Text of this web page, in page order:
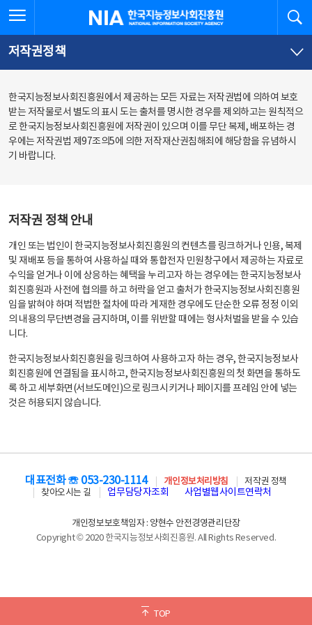
문
로
가
체
뉴
바
가
한국지능정보사회진흥원
저작권정책
한국지능정보사회진흥원에서 제공하는 모든 자료는 저작권법에 의하여 보호
받는 저작물로서 별도의 표시 도는 출처를 명시한 경우를 제외하고는 원칙적으
로 한국지능정보사회진흥원에 저작권이 있으며 이를 무단 복제, 배포하는 경
우에는 저작권법 제97조의5에 의한 저작재산권침해죄에 해당함을 유념하시
기 바랍니다.
저작권 정책 안내
개인 또는 법인이 한국지능정보사회진흥원의 컨텐츠를 링크하거나 인용, 복제
및 재배포 등을 통하여 사용하실 때와 통합전자 민원창구에서 제공하는 자료로
수익을 얻거나 이에 상응하는 혜택을 누리고자 하는 경우에는 한국지능정보사
회진흥원과 사전에 협의를 하고 허락을 얻고 출처가 한국지능정보사회진흥원
임을 밝혀야 하며 적법한 절차에 따라 게재한 경우에도 단순한 오류 정정 이외
의 내용의 무단변경을 금지하며, 이를 위반할 때에는 형사처벌을 받을 수 있습
니다.
한국지능정보사회진흥원을 링크하여 사용하고자 하는 경우, 한국지능정보사
회진흥원에 연결됨을 표시하고, 한국지능정보사회진흥원의 첫 화면을 통하도
록 하고 세부화면(서브도메인)으로 링크시키거나 페이지를 프레임 안에 넣는
것은 허용되지 않습니다.
TOP
대표전화 ☏ 053-230-1114 개인정보처리방침
저작권 정책
찾아오시는 길
업무담당자조회 사업별웹사이트연락처
개인정보보호책임자 : 양현수 안전경영관리단장
Copyright © 2020 한국지능정보사회진흥원. All Rights Reserved.